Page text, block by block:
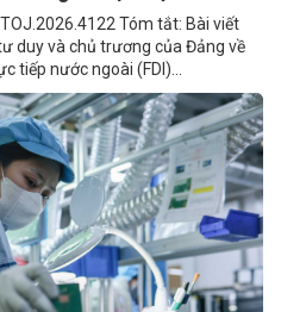
Tóm tắt: Bài viết
duy và chủ trương của Đảng về
tiếp nước ngoài (FDI)...